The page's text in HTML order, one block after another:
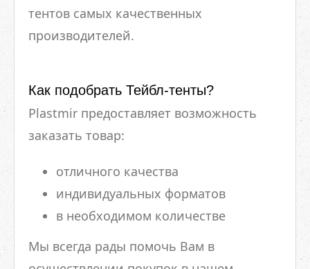
тентов самых качественных
производителей.
Как подобрать Тейбл-тенты?
Plastmir предоставляет возможность
заказать товар:
отличного качества
индивидуальных форматов
в необходимом количестве
Мы всегда рады помочь Вам в